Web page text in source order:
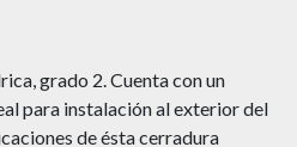
grado 2. Cuenta con un
para instalación al exterior del
de ésta cerradura